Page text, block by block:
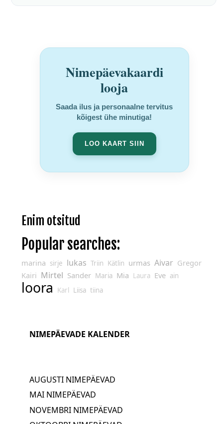
Nimepäevakaardi
looja
Saada ilus ja personaalne tervitus
kõigest ühe minutiga!
LOO KAART SIIN
Enim otsitud
Popular searches:
marina sirje lukas Triin Kätlin urmas Aivar Gregor
Kairi Mirtel Sander Maria Mia Laura Eve ain
loora Karl Liisa tiina
NIMEPÄEVADE KALENDER
AUGUSTI NIMEPÄEVAD
MAI NIMEPÄEVAD
NOVEMBRI NIMEPÄEVAD